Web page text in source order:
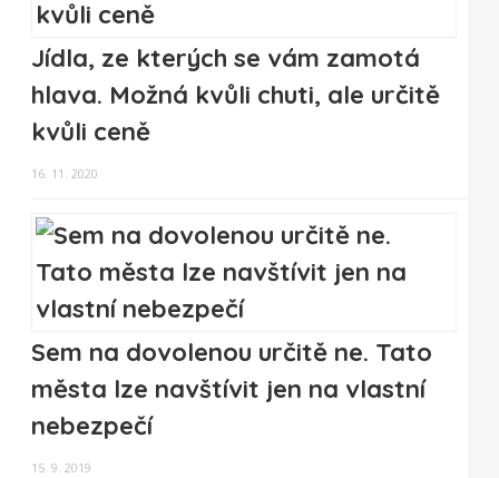
Jídla, ze kterých se vám zamotá
hlava. Možná kvůli chuti, ale určitě
kvůli ceně
16. 11. 2020
Sem na dovolenou určitě ne. Tato
města lze navštívit jen na vlastní
nebezpečí
15. 9. 2019